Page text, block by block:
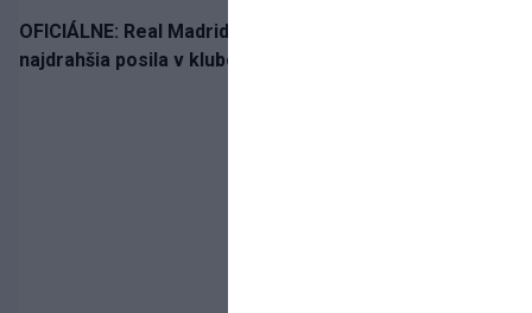
OFICIÁLNE: Real Madrid rozbil bank. Z Lipska prichádza
najdrahšia posila v klubovej histórii